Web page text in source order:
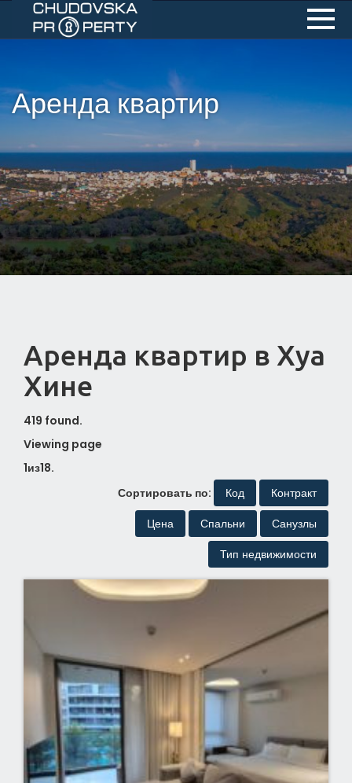
Аренда квартир
Аренда квартир в Хуа
Хине
419 found.
Viewing page
1из18.
Сортировать по:
Код
Контракт
Цена
Спальни
Санузлы
Тип недвижимости